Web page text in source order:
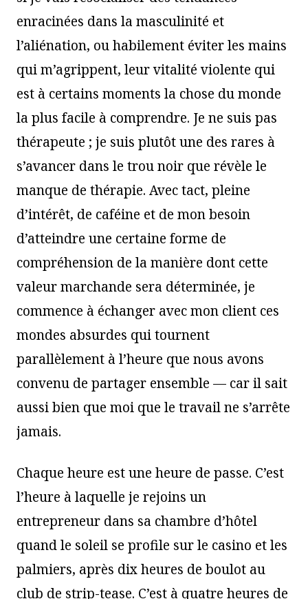
enracinées dans la masculinité et
l’aliénation, ou habilement éviter les mains
qui m’agrippent, leur vitalité violente qui
est à certains moments la chose du monde
la plus facile à comprendre. Je ne suis pas
thérapeute ; je suis plutôt une des rares à
s’avancer dans le trou noir que révèle le
manque de thérapie. Avec tact, pleine
d’intérêt, de caféine et de mon besoin
d’atteindre une certaine forme de
compréhension de la manière dont cette
valeur marchande sera déterminée, je
commence à échanger avec mon client ces
mondes absurdes qui tournent
parallèlement à l’heure que nous avons
convenu de partager ensemble — car il sait
aussi bien que moi que le travail ne s’arrête
jamais.
Chaque heure est une heure de passe. C’est
l’heure à laquelle je rejoins un
entrepreneur dans sa chambre d’hôtel
quand le soleil se profile sur le casino et les
palmiers, après dix heures de boulot au
club de strip-tease. C’est à quatre heures de